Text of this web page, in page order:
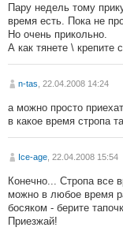
Пару недель тому
время есть. Пока не
Но очень прикольно.
А как тянете \ крепите
n-tas , 22.04.2008 14:24
а можно просто
в какое время стропа
Ice-age , 22.04.2008 15:54
Конечно... Стропа все
можно в любое время
босяком - берите
Приезжай!